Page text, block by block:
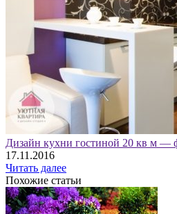
Дизайн кухни гостиной 20 кв м —
17.11.2016
Читать далее
Похожие статьи